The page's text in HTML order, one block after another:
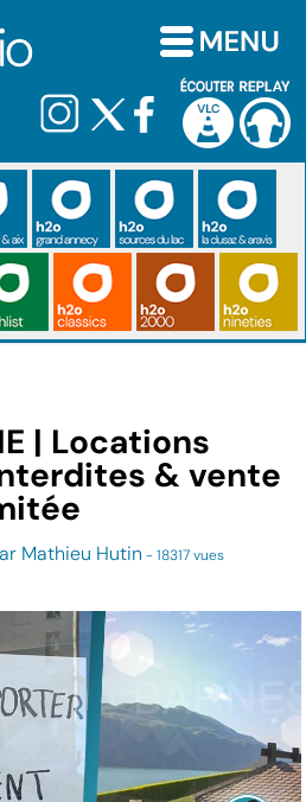
| Locations
& vente
Mathieu Hutin - 18317 vues